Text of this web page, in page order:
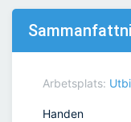
Arbetsplats:
Handen